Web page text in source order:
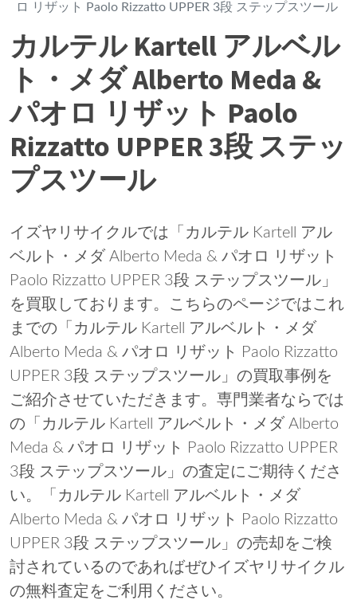
ロ リザット Paolo Rizzatto UPPER 3段 ステップスツール
カルテル Kartell アルベル
ト・メダ Alberto Meda &
パオロ リザット Paolo
Rizzatto UPPER 3段 ステッ
プスツール
イズヤリサイクルでは「カルテル Kartell アル
ベルト・メダ Alberto Meda & パオロ リザット
Paolo Rizzatto UPPER 3段 ステップスツール」
を買取しております。こちらのページではこれ
までの「カルテル Kartell アルベルト・メダ
Alberto Meda & パオロ リザット Paolo Rizzatto
UPPER 3段 ステップスツール」の買取事例を
ご紹介させていただきます。専門業者ならでは
の「カルテル Kartell アルベルト・メダ Alberto
Meda & パオロ リザット Paolo Rizzatto UPPER
3段 ステップスツール」の査定にご期待くださ
い。「カルテル Kartell アルベルト・メダ
Alberto Meda & パオロ リザット Paolo Rizzatto
UPPER 3段 ステップスツール」の売却をご検
討されているのであればぜひイズヤリサイクル
の無料査定をご利用ください。